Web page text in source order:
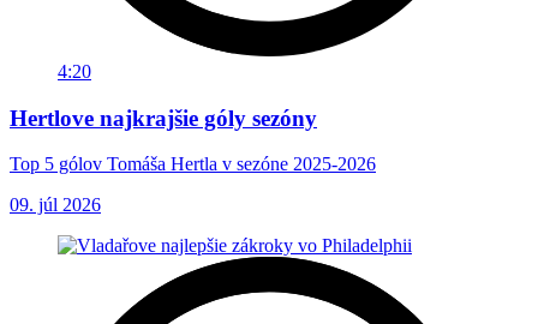
4:20
Hertlove najkrajšie góly sezóny
Top 5 gólov Tomáša Hertla v sezóne 2025-2026
09. júl 2026